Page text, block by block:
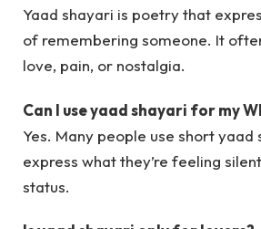
Yaad shayari is poetry that
of remembering someone. It
love, pain, or nostalgia.
Can I use yaad shayari for my
Yes. Many people use short yaad
express what they’re feeling
status.